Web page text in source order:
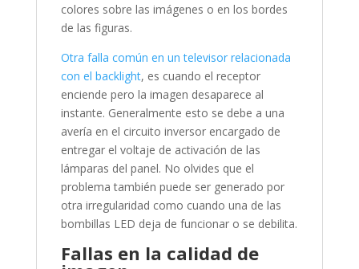
colores sobre las imágenes o en los bordes
de las figuras.
Otra falla común en un televisor relacionada
con el backlight, es cuando el receptor
enciende pero la imagen desaparece al
instante. Generalmente esto se debe a una
avería en el circuito inversor encargado de
entregar el voltaje de activación de las
lámparas del panel. No olvides que el
problema también puede ser generado por
otra irregularidad como cuando una de las
bombillas LED deja de funcionar o se debilita.
Fallas en la calidad de